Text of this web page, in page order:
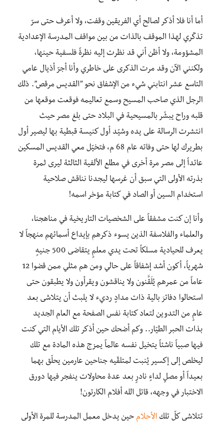
أما أنا فلا أذكر لصالح أي الفريقين وقفت، ولا أعرف حتى سرّ
تذكّري لهذا الموقف بالذات من بين مواقف المدرسة الإعدادية
المشؤومة، ولا أظن أني قد نظرت إليه نظرةً فلسفية حينها،
ولكنني الآن وقد مرت الذكرى على خاطري وأنا أجرّ أذيال عامي
التاسع عشر انتابني شيء من الإشفاق نحو ”القديس مرقص”. ذلك
الرجل الذي صاحب المسيح وسمع تعاليمه فوقعت موقعها من
قلبه وراح يبشّر بالمسيحية في البلاد حتى بلغ مصر حيث
انتشرت الرسالة على يده وشيّد أول كنيسة قبطية بها ليصير أول
بطريرك لها حتى وفاته عام 68 م، فتخيّل معي القديس المسكين
عائداً إلى مصر مرة أخرى في مطلع الألفية الثالثة ليرى ثمرة
بذرته الأولى التي سبق أن غرسها ليجدنا نناقش صلاحية
استخدام السين أو الصاد في كتابة مؤخر اسمه!
وأنا إن كنت مشفقاً على الشخصيات التاريخية في مناهجنا،
والعلماء والفلاسفة الذين يسوء ذكرهم بإيداع أسمائهم منهجاً لا
يعرف للحيادية مسلكاً تحت يدي معلمٍ يتقاضى 500 جنيهٍ
شهرياً، أكون أشد إشفاقاً على حالي ومن هم مثلي ممن قضوا 12
عاماً من عمرهم يُلَقَّنون ولا يناقشون ويقرأون ولا يطبقون حتى
استحالوا دفاترَ بالية ذات مدادٍ رديء لا يلبث أن يتلاشى بعد
عامٍ من التدوين لتعاد كتابة نفس الصفحة مع العام الجديد
بذات الحبر الطيّار.. وكم أضحك حين أذكر تلك الأيام التي كنت
فيها صبياً ناشئاً يتخيل نفسه عالماً يمزج هذه المادة مع تلك
ليخلص إلى إكسير يُنبت لمتلقّيه جناحين عارمين يحلّق بهما
بعيداً أو مصلٍ لداءٍ نادرٍ بعد عدة محاولات ينفجر فيها دورق
الاختبار في وجهه، قاتل الله أفلام الكارتون!
تتلاشى كلّ تلك الأحلام حين يدخل معمل المدرسة للمرة الأولى